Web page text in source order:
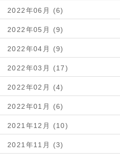
2022年06月 (6)
2022年05月 (9)
2022年04月 (9)
2022年03月 (17)
2022年02月 (4)
2022年01月 (6)
2021年12月 (10)
2021年11月 (3)